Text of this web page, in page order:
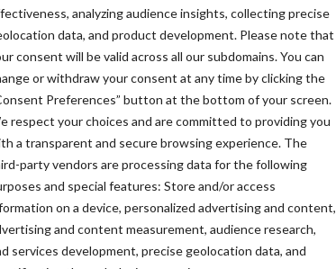
analyzing audience insights, collecting precise
data, and product development. Please note that
consent will be valid across all our subdomains. You can
or withdraw your consent at any time by clicking the
Preferences” button at the bottom of your screen.
respect your choices and are committed to providing you
a transparent and secure browsing experience. The
party vendors are processing data for the following
and special features: Store and/or access
on a device, personalized advertising and content,
and content measurement, audience research,
services development, precise geolocation data, and
aanjagers. Over het algemeen
groeien en de ‘zwakke’ regio’s 3 tot 5
regio’s waar het klimatologisch eenvoudig
economie en een goede infrastructuur.
waar de jaarlijkse groei op 5 tot 10 procent
inmiddels 115 miljard kilogram melk.